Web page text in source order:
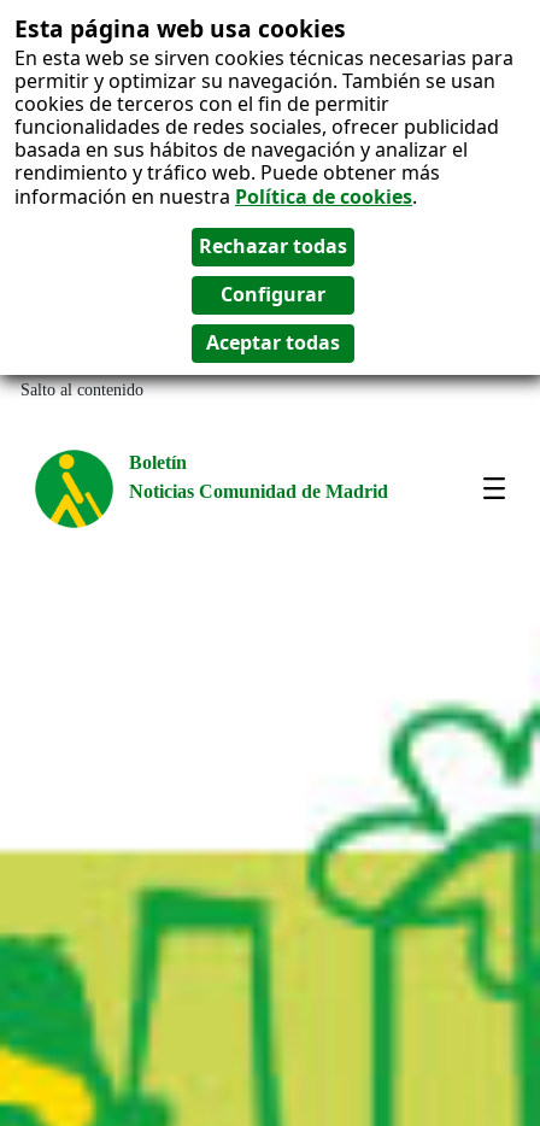
Esta página web usa cookies
En esta web se sirven cookies técnicas necesarias para
permitir y optimizar su navegación. También se usan
cookies de terceros con el fin de permitir
funcionalidades de redes sociales, ofrecer publicidad
basada en sus hábitos de navegación y analizar el
rendimiento y tráfico web. Puede obtener más
información en nuestra Política de cookies.
Salto al contenido
Boletín
Noticias Comunidad de Madrid